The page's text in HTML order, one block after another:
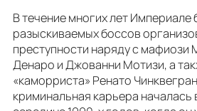
В течение многих лет
разыскиваемых боссов
преступности наряду с мафиози
Денаро и Джованни Мотизи, а
«каморриста» Ренато
криминальная карьера